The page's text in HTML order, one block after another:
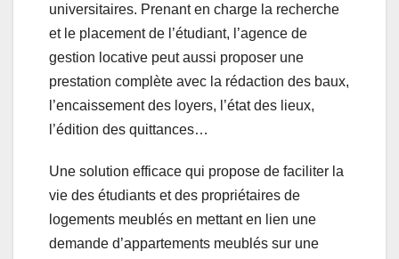
universitaires. Prenant en charge la recherche
et le placement de l’étudiant, l’agence de
gestion locative peut aussi proposer une
prestation complète avec la rédaction des baux,
l’encaissement des loyers, l’état des lieux,
l’édition des quittances…
Une solution efficace qui propose de faciliter la
vie des étudiants et des propriétaires de
logements meublés en mettant en lien une
demande d’appartements meublés sur une